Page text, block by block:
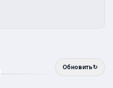
Обновить↻